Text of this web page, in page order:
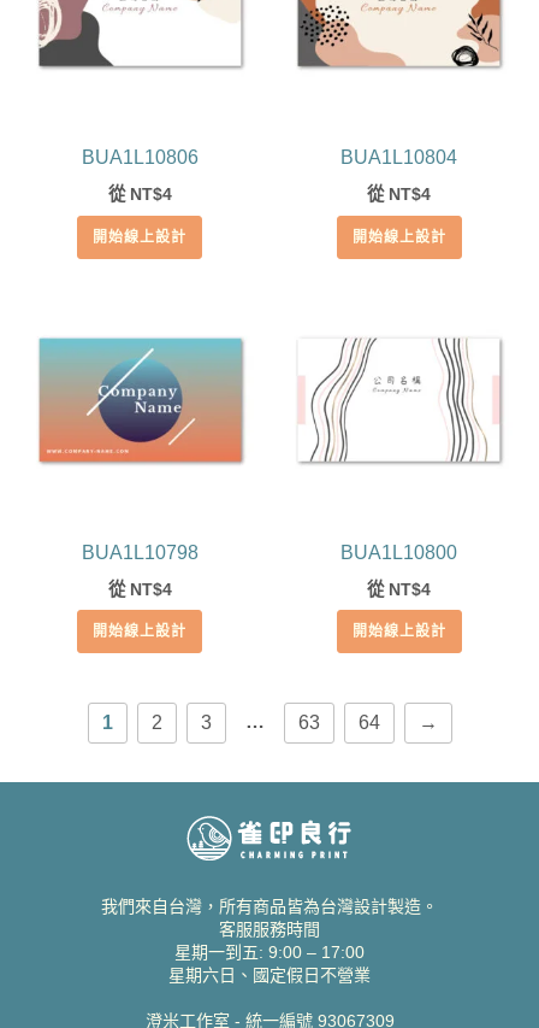
BUA1L10806
從 NT$4
開始線上設計
BUA1L10804
從 NT$4
開始線上設計
BUA1L10798
從 NT$4
開始線上設計
BUA1L10800
從 NT$4
開始線上設計
1 2 3 … 63 64 →
我們來自台灣，所有商品皆為台灣設計製造。
客服服務時間
星期一到五: 9:00 – 17:00
星期六日、國定假日不營業
澄米工作室 - 統一編號 93067309